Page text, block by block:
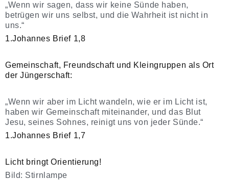
„Wenn wir sagen, dass wir keine Sünde haben,
betrügen wir uns selbst, und die Wahrheit ist nicht in
uns.“
1.Johannes Brief 1,8
Gemeinschaft, Freundschaft und Kleingruppen als Ort
der Jüngerschaft:
„Wenn wir aber im Licht wandeln, wie er im Licht ist,
haben wir Gemeinschaft miteinander, und das Blut
Jesu, seines Sohnes, reinigt uns von jeder Sünde.“
1.Johannes Brief 1,7
Licht bringt Orientierung!
Bild: Stirnlampe